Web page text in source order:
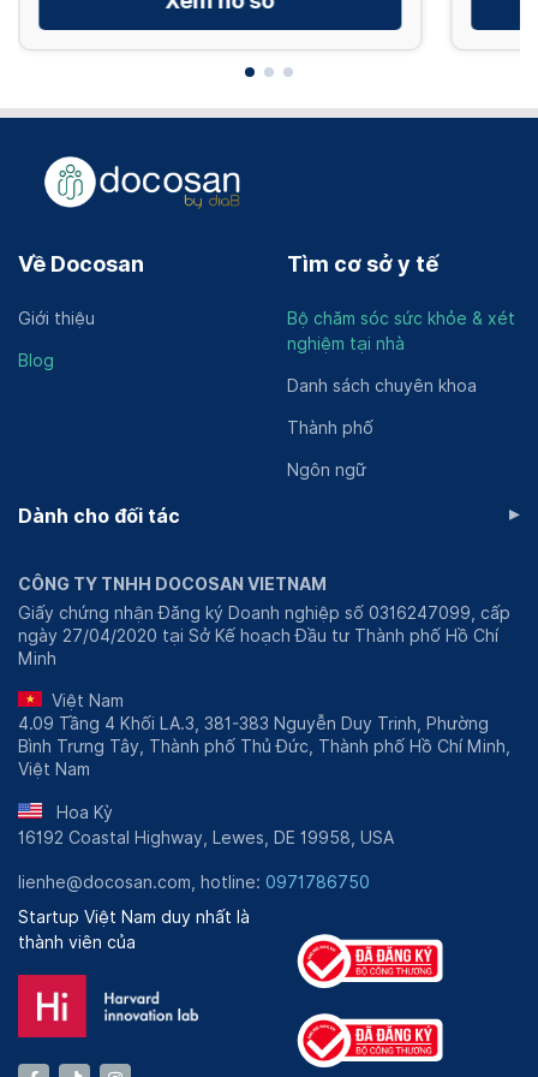
Về Docosan
Giới thiệu
Blog
Tìm cơ sở y tế
Bộ chăm sóc sức khỏe & xét
nghiệm tại nhà
Danh sách chuyên khoa
Thành phố
Ngôn ngữ
Dành cho đối tác ▸
CÔNG TY TNHH DOCOSAN VIETNAM
Giấy chứng nhận Đăng ký Doanh nghiệp số 0316247099, cấp
ngày 27/04/2020 tại Sở Kế hoạch Đầu tư Thành phố Hồ Chí
Minh
Việt Nam
4.09 Tầng 4 Khối LA.3, 381-383 Nguyễn Duy Trinh, Phường
Bình Trưng Tây, Thành phố Thủ Đức, Thành phố Hồ Chí Minh,
Việt Nam
Hoa Kỳ
16192 Coastal Highway, Lewes, DE 19958, USA
lienhe@docosan.com, hotline: 0971786750
Startup Việt Nam duy nhất là
thành viên của